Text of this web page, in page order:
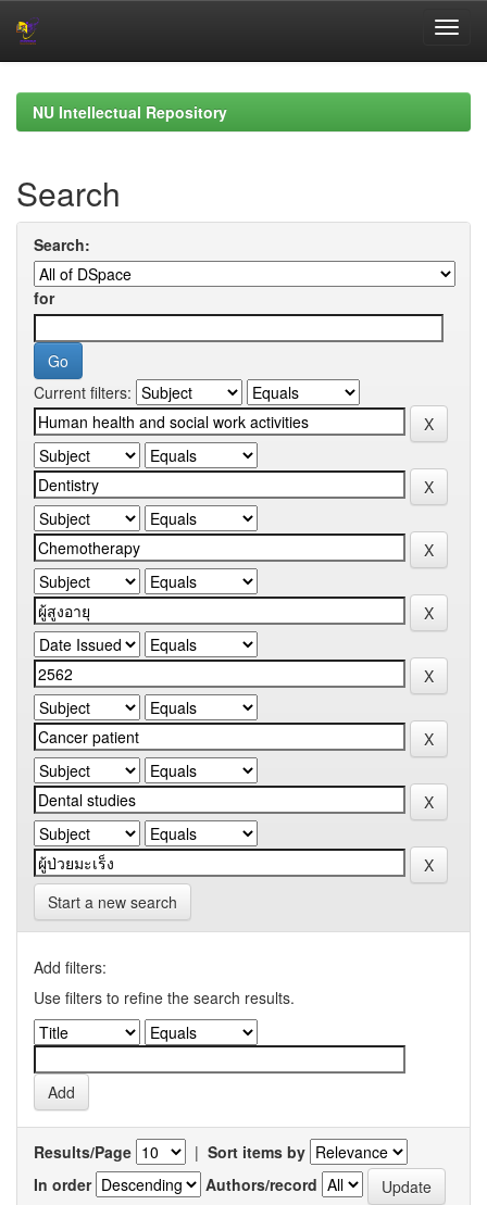
navigationNU Intellectual Repository
Search
Search:
for
Current filters:
Start a new search
Add filters:
Use filters to refine the search results.
Results/Page | Sort items by
In order
Authors/record